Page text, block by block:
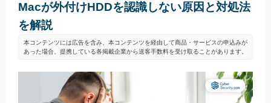
Macが外付けHDDを認識しない原因と対処法
を解説
本コンテンツには広告を含み、本コンテンツを経由して商品・サービスの申込みが
あった場合、提携している各掲載企業から送客手数料を受け取ることがあります。